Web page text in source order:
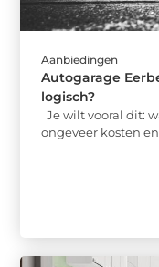
Aanbiedingen
Autogarage
logisch?
Je wilt vooral dit:
ongeveer kosten